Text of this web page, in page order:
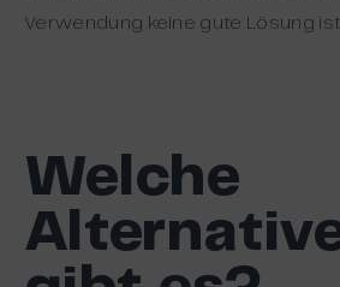
Verwendung keine gute Lösung
Welche